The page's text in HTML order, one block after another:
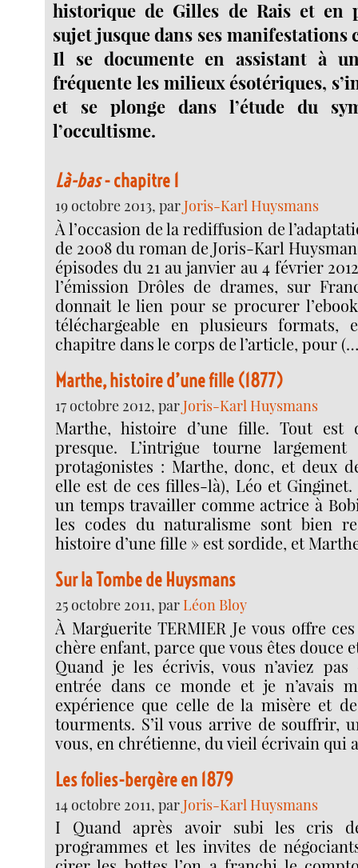
historique de Gilles de Rais et en
sujet jusque dans ses manifestations
Il se documente en assistant à
fréquente les milieux ésotériques,
et se plonge dans l’étude du
l’occultisme.
Là-bas- chapitre 1
19 octobre 2013, parJoris-Karl Huysmans
À l’occasion de la rediffusion de
de 2008 du roman de Joris-Karl
épisodes du 21 au janvier au 4 février
l’émission Drôles de drames, sur
donnait le lien pour se procurer
téléchargeable en plusieurs
chapitre dans le corps de l’article, pour
Marthe, histoire d’une fille (1877)
17 octobre 2012, parJoris-Karl Huysmans
Marthe, histoire d’une fille. Tout
presque. L’intrigue tourne
protagonistes : Marthe, donc, et deux
elle est de ces filles-là), Léo et
un temps travailler comme actrice à
les codes du naturalisme sont bien
histoire d’une fille » est sordide, et
Sur la Tombe de Huysmans
25 octobre 2011, par Léon Bloy
À Marguerite TERMIER Je vous offre
chère enfant, parce que vous êtes douce
Quand je les écrivis, vous n’aviez
entrée dans ce monde et je n’avais
expérience que celle de la misère et
tourments. S’il vous arrive de souffrir,
vous, en chrétienne, du vieil écrivain qui
Les folies-bergère en 1879
14 octobre 2011, parJoris-Karl Huysmans
I Quand après avoir subi les cris
programmes et les invites de